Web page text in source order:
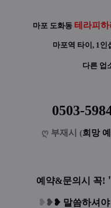
마포 도화동 테라피하
마포역 타이, 1인
다른 업
0503-
ღ 부재시 (희망
예약&문의시 꼭!
❥ ❥❥ 말씀하셔